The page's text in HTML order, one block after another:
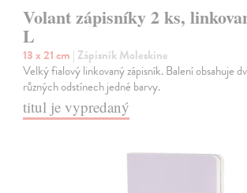
Volant zápisníky 2 ks,
L
13 x 21 cm | Zápisník Moleskine
Velký fialový linkovaný zápisník. Balení obsahuje
různých odstínech jedné barvy.
titul je vypredaný